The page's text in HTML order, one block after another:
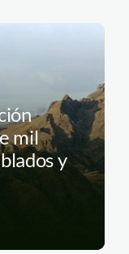
mil
y